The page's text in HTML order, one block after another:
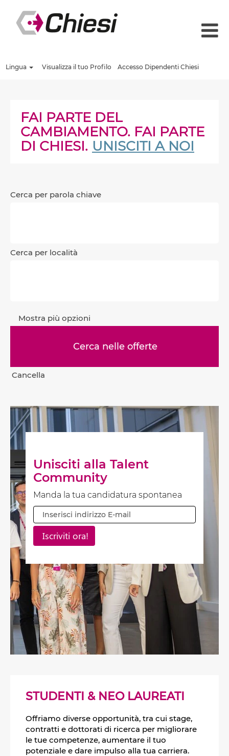
Lingua Visualizza il tuo Profilo Accesso Dipendenti Chiesi
FAI PARTE DEL
CAMBIAMENTO. FAI PARTE
DI CHIESI. UNISCITI A NOI
Cerca per parola chiave
Cerca per località
Mostra più opzioni
Cancella
Unisciti alla Talent
Community
Manda la tua candidatura spontanea
STUDENTI & NEO LAUREATI
Offriamo diverse opportunità, tra cui stage,
contratti e dottorati di ricerca per migliorare
le tue competenze, aumentare il tuo
potenziale e dare impulso alla tua carriera.